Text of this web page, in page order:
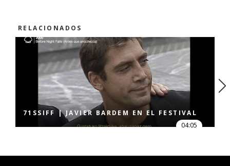
RELACIONADOS
71SSIFF | JAVIER BARDEM EN EL FESTIVAL
04:05